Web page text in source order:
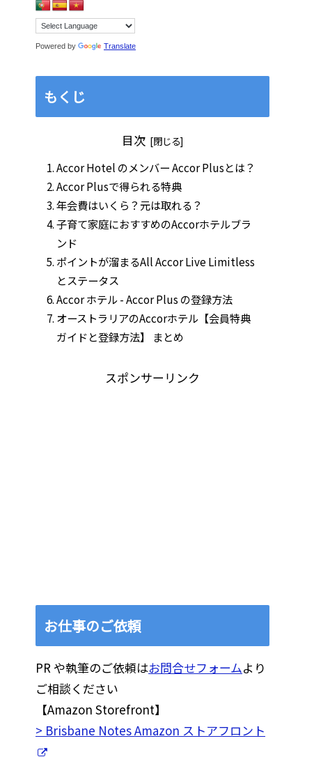
Powered by Translate
もくじ
目次
Accor Hotel のメンバー Accor Plusとは？
Accor Plusで得られる特典
年会費はいくら？元は取れる？
子育て家庭におすすめのAccorホテルブラ
ンド
ポイントが溜まるAll Accor Live Limitless
とステータス
Accor ホテル - Accor Plus の登録方法
オーストラリアのAccorホテル【会員特典
ガイドと登録方法】 まとめ
スポンサーリンク
お仕事のご依頼
PR や執筆のご依頼はお問合せフォームより
ご相談ください
【Amazon Storefront】
> Brisbane Notes Amazon ストアフロント